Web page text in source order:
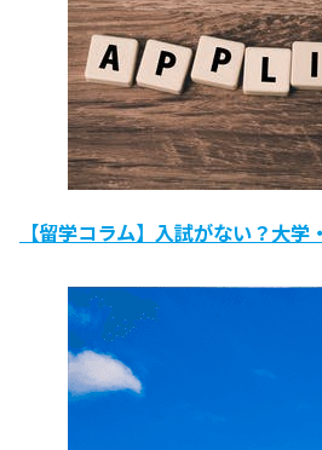
【留学コラム】入試がない？大